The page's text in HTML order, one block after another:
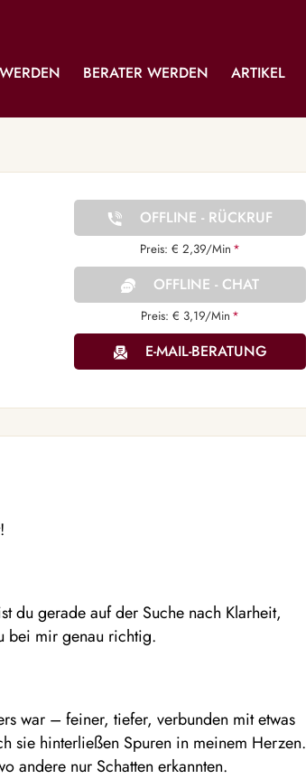
BERATER WERDEN ARTIKEL
OFFLINE - RÜCKRUF
Preis: € 2,39/Min *
OFFLINE - CHAT
Preis: € 3,19/Min *
E-MAIL-BERATUNG
du gerade auf der Suche nach Klarheit,
bei mir genau richtig.
war – feiner, tiefer, verbunden mit etwas
sie hinterließen Spuren in meinem Herzen.
andere nur Schatten erkannten.